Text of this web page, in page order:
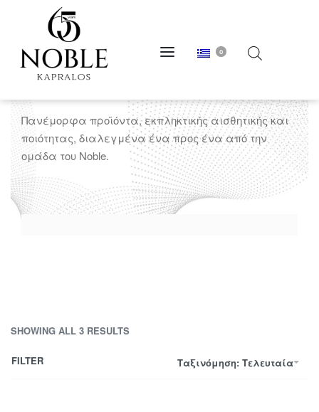
0
ΓΚΡΙ ΣΚΟΥΡΟ
Πανέμορφα προϊόντα, εκπληκτικής αισθητικής και
ποιότητας, διαλεγμένα ένα προς ένα από την
ομάδα του Noble.
SHOWING ALL 3 RESULTS
Ταξινόμηση: Τελευταία
FILTER